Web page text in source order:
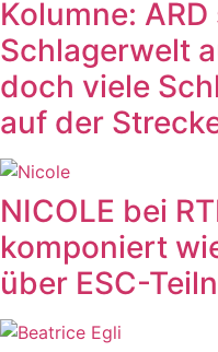
Kolumne:
Schlagerwelt
doch viele
auf der
NICOLE bei
komponiert
über ESC-